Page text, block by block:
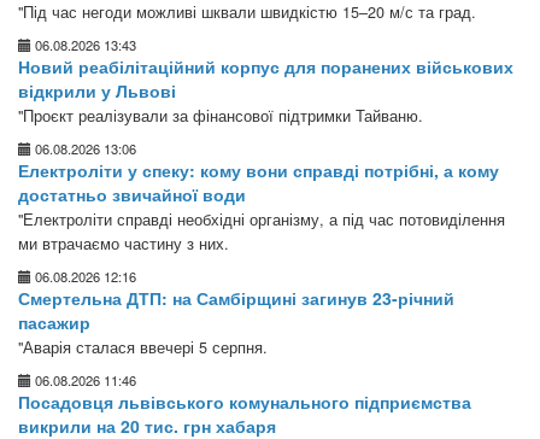
"Під час негоди можливі шквали швидкістю 15–20 м/с та град.
06.08.2026 13:43
Новий реабілітаційний корпус для поранених військових
відкрили у Львові
"Проєкт реалізували за фінансової підтримки Тайваню.
06.08.2026 13:06
Електроліти у спеку: кому вони справді потрібні, а кому
достатньо звичайної води
"Електроліти справді необхідні організму, а під час потовиділення
ми втрачаємо частину з них.
06.08.2026 12:16
Смертельна ДТП: на Самбірщині загинув 23-річний
пасажир
"Аварія сталася ввечері 5 серпня.
06.08.2026 11:46
Посадовця львівського комунального підприємства
викрили на 20 тис. грн хабаря